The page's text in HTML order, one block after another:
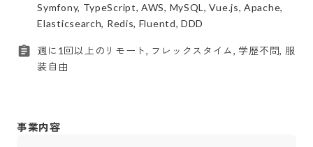
Symfony, TypeScript, AWS, MySQL, Vue.js, Apache,
Elasticsearch, Redis, Fluentd, DDD
週に1回以上のリモート, フレックスタイム, 学歴不問, 服
装自由
事業内容